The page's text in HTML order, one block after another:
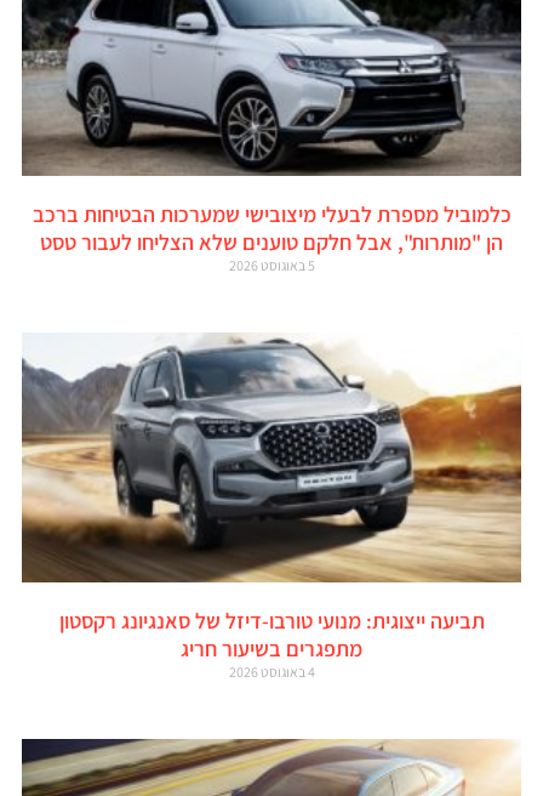
כלמוביל מספרת לבעלי מיצובישי שמערכות הבטיחות ברכב
הן "מותרות", אבל חלקם טוענים שלא הצליחו לעבור טסט
5 באוגוסט 2026
תביעה ייצוגית: מנועי טורבו-דיזל של סאנגיונג רקסטון
מתפגרים בשיעור חריג
4 באוגוסט 2026